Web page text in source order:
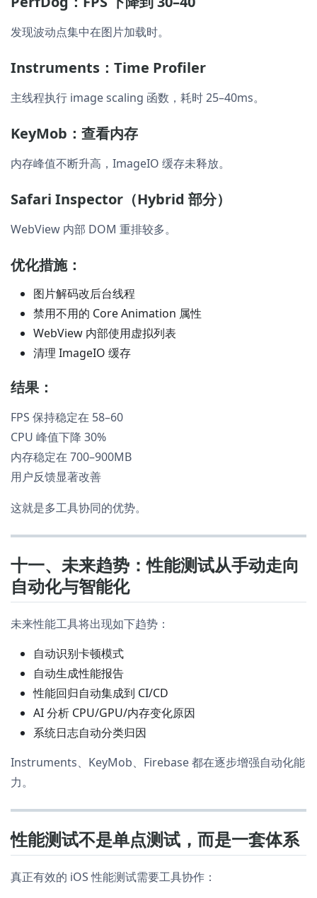
发现波动点集中在图片加载时。
Instruments：Time Profiler
主线程执行 image scaling 函数，耗时 25–40ms。
KeyMob：查看内存
内存峰值不断升高，ImageIO 缓存未释放。
Safari Inspector（Hybrid 部分）
WebView 内部 DOM 重排较多。
优化措施：
图片解码改后台线程
禁用不用的 Core Animation 属性
WebView 内部使用虚拟列表
清理 ImageIO 缓存
结果：
FPS 保持稳定在 58–60
CPU 峰值下降 30%
内存稳定在 700–900MB
用户反馈显著改善
这就是多工具协同的优势。
十一、未来趋势：性能测试从手动走向
自动化与智能化
未来性能工具将出现如下趋势：
自动识别卡顿模式
自动生成性能报告
性能回归自动集成到 CI/CD
AI 分析 CPU/GPU/内存变化原因
系统日志自动分类归因
Instruments、KeyMob、Firebase 都在逐步增强自动化能
力。
性能测试不是单点测试，而是一套体系
真正有效的 iOS 性能测试需要工具协作：